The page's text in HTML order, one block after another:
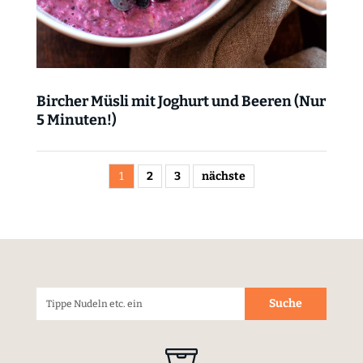
Bircher Müsli mit Joghurt und Beeren (Nur
5 Minuten!)
1 2 3 nächste